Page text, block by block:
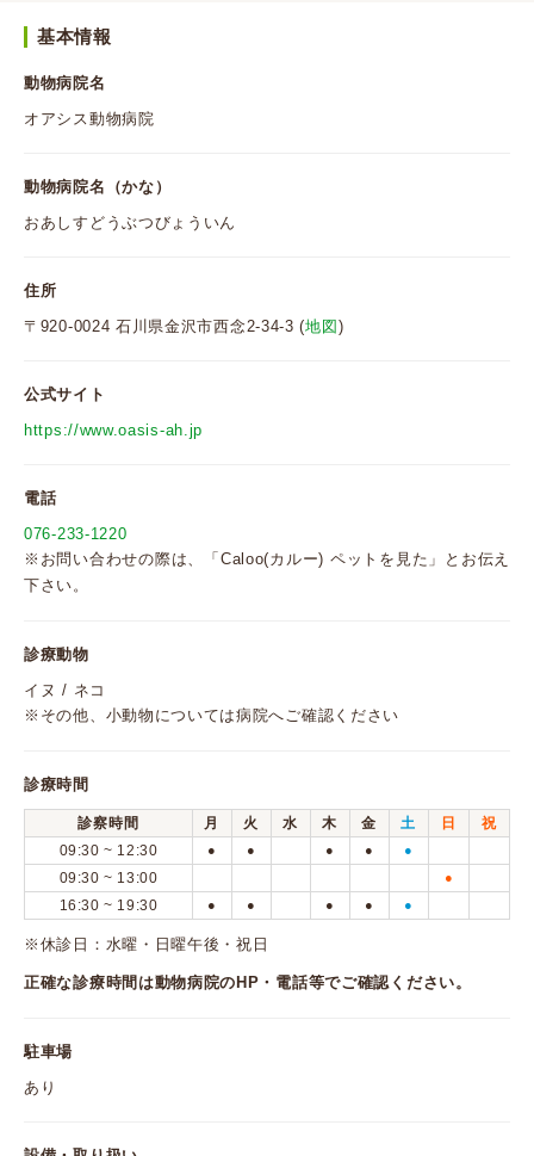
基本情報
動物病院名
オアシス動物病院
動物病院名（かな）
おあしすどうぶつびょういん
住所
〒920-0024 石川県金沢市西念2-34-3 (地図 )
公式サイト
https://www.oasis-ah.jp
電話
076-233-1220
※お問い合わせの際は、「Caloo(カルー) ペットを見た」とお伝え
下さい。
診療動物
イヌ / ネコ
※その他、小動物については病院へご確認ください
診療時間
診察時間 月 火 水 木 金 土 日
祝
09:30 ~ 12:30
● ● ● ● ●
09:30 ~ 13:00 ●
16:30 ~ 19:30 ● ● ● ● ●
※休診日：水曜・日曜午後・祝日
正確な診療時間は動物病院のHP・電話等でご確認ください。
駐車場
あり